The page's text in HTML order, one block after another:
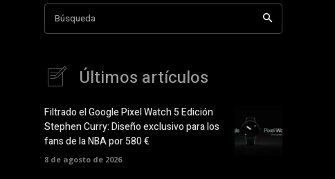
Búsqueda
Últimos artículos
Filtrado el Google Pixel Watch 5 Edición
Stephen Curry: Diseño exclusivo para los
fans de la NBA por 580 €
8 de agosto de 2026